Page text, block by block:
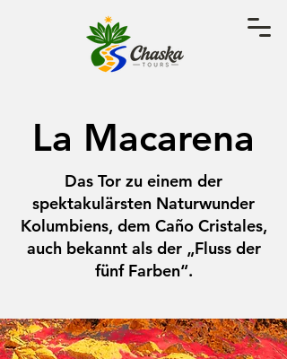
La Macarena
Das Tor zu einem der
spektakulärsten Naturwunder
Kolumbiens, dem Caño Cristales,
auch bekannt als der „Fluss der
fünf Farben“.